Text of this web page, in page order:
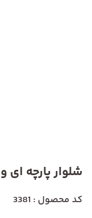
شلوار پارچه ای واید
کد محصول : 3381